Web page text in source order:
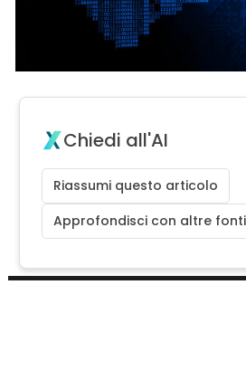
Chiedi all'AI
Riassumi questo articolo
Approfondisci con altre fonti